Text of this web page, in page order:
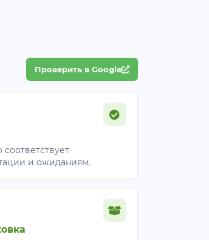
Проверить в Google
и ожиданиям.